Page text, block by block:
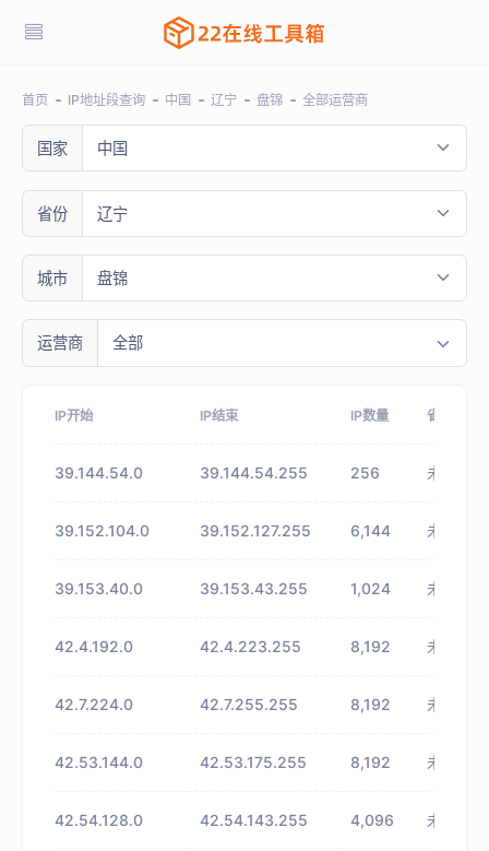
首页 IP地址段查询 中国 辽宁 盘锦 全部运营商
国家 中国
省份 辽宁
城市 盘锦
运营商 全部
IP开始 IP结束 IP数量 省份
39.144.54.0 39.144.54.255 256 未知
39.152.104.0 39.152.127.255 6,144 未知
39.153.40.0 39.153.43.255 1,024 未知
42.4.192.0 42.4.223.255 8,192 未知
42.7.224.0 42.7.255.255 8,192 未知
42.53.144.0 42.53.175.255 8,192 未知
42.54.128.0 42.54.143.255 4,096 未知